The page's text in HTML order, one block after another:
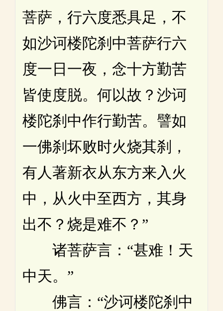
菩萨，行六度悉具足，不
如沙诃楼陀刹中菩萨行六
度一日一夜，念十方勤苦
皆使度脱。何以故？沙诃
楼陀刹中作行勤苦。譬如
一佛刹坏败时火烧其刹，
有人著新衣从东方来入火
中，从火中至西方，其身
出不？烧是难不？”
诸菩萨言：“甚难！天
中天。”
佛言：“沙诃楼陀刹中